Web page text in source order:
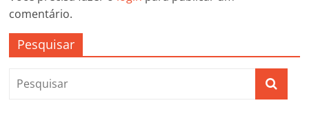
comentário.
Pesquisar